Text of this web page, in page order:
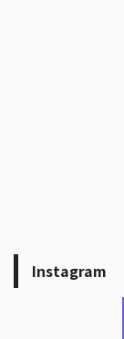
Instagram